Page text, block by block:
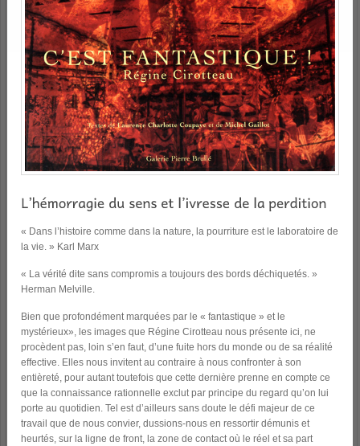
« Dans l’histoire comme dans la nature, la pourriture est le laboratoire de
la vie. » Karl Marx
« La vérité dite sans compromis a toujours des bords déchiquetés. »
Herman Melville.
Bien que profondément marquées par le « fantastique » et le
mystérieux», les images que Régine Cirotteau nous présente ici, ne
procèdent pas, loin s’en faut, d’une fuite hors du monde ou de sa réalité
effective. Elles nous invitent au contraire à nous confronter à son
entièreté, pour autant toutefois que cette dernière prenne en compte ce
que la connaissance rationnelle exclut par principe du regard qu’on lui
porte au quotidien. Tel est d’ailleurs sans doute le défi majeur de ce
travail que de nous convier, dussions-nous en ressortir démunis et
heurtés, sur la ligne de front, la zone de contact où le réel et sa part